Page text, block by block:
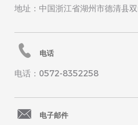
地址：中国浙江省湖州市德清县
电话
电话：0572-8352258
电子邮件